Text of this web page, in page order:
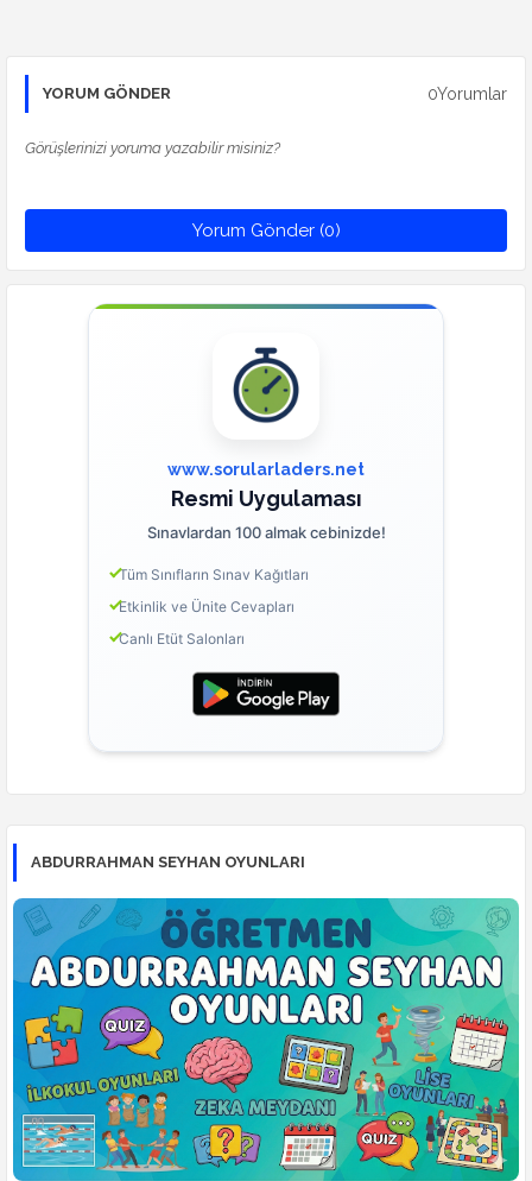
YORUM GÖNDER 0Yorumlar
Görüşlerinizi yoruma yazabilir misiniz?
Yorum Gönder (0)
www.sorularladers.net
Resmi Uygulaması
Sınavlardan 100 almak cebinizde!
Tüm Sınıfların Sınav Kağıtları
Etkinlik ve Ünite Cevapları
Canlı Etüt Salonları
ABDURRAHMAN SEYHAN OYUNLARI